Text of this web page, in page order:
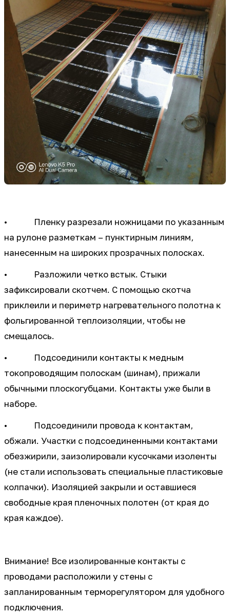
• Пленку разрезали ножницами по указанным
на рулоне разметкам – пунктирным линиям,
нанесенным на широких прозрачных полосках.
• Разложили четко встык. Стыки
зафиксировали скотчем. С помощью скотча
приклеили и периметр нагревательного полотна к
фольгированной теплоизоляции, чтобы не
смещалось.
• Подсоединили контакты к медным
токопроводящим полоскам (шинам), прижали
обычными плоскогубцами. Контакты уже были в
наборе.
• Подсоединили провода к контактам,
обжали. Участки с подсоединенными контактами
обезжирили, заизолировали кусочками изоленты
(не стали использовать специальные пластиковые
колпачки). Изоляцией закрыли и оставшиеся
свободные края пленочных полотен (от края до
края каждое).
Внимание! Все изолированные контакты с
проводами расположили у стены с
запланированным терморегулятором для удобного
подключения.